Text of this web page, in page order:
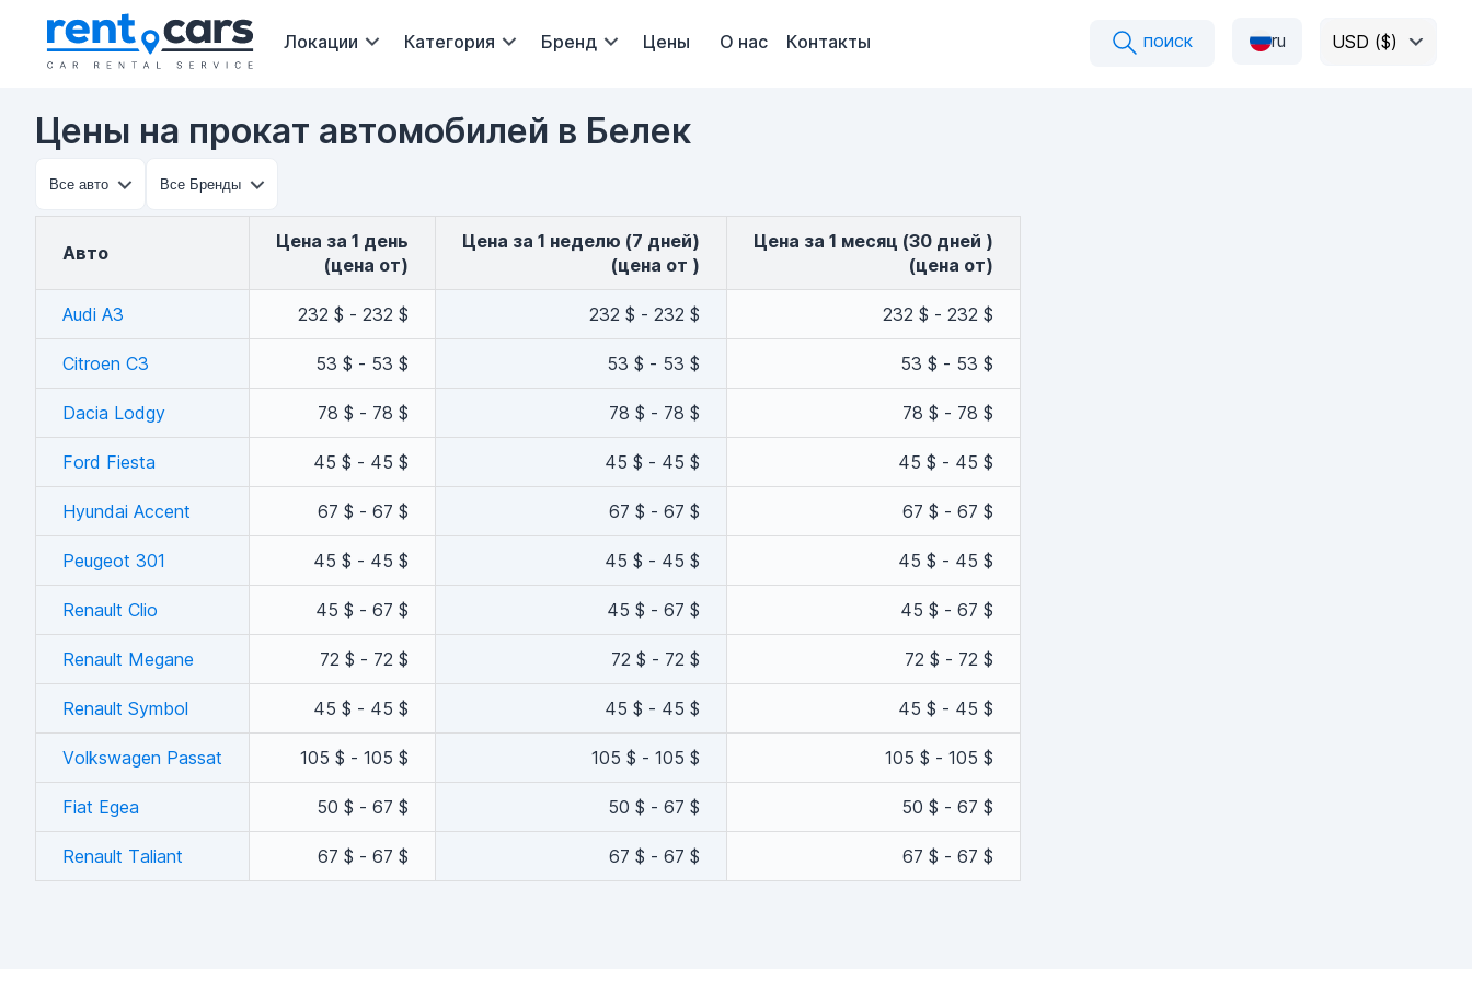
Локации Категория Бренд Цены О нас Контакты поиск ru USD ($)
Цены на прокат автомобилей в Белек
авто
Цена за 1 день
(цена от)
Цена за 1 неделю (7 дней)
(цена от )
Цена за 1 месяц (30 дней )
(цена от)
Audi A3 232 $ - 232 $ 232 $ - 232 $ 232 $ - 232 $
Citroen C3 53 $ - 53 $ 53 $ - 53 $ 53 $ - 53 $
Dacia Lodgy 78 $ - 78 $ 78 $ - 78 $ 78 $ - 78 $
Ford Fiesta 45 $ - 45 $ 45 $ - 45 $ 45 $ - 45 $
Hyundai Accent 67 $ - 67 $ 67 $ - 67 $ 67 $ - 67 $
Peugeot 301 45 $ - 45 $ 45 $ - 45 $ 45 $ - 45 $
Renault Clio 45 $ - 67 $ 45 $ - 67 $ 45 $ - 67 $
Renault Megane 72 $ - 72 $ 72 $ - 72 $ 72 $ - 72 $
Renault Symbol 45 $ - 45 $ 45 $ - 45 $ 45 $ - 45 $
Volkswagen Passat 105 $ - 105 $ 105 $ - 105 $ 105 $ - 105 $
Fiat Egea 50 $ - 67 $ 50 $ - 67 $ 50 $ - 67 $
Renault Taliant 67 $ - 67 $ 67 $ - 67 $ 67 $ - 67 $